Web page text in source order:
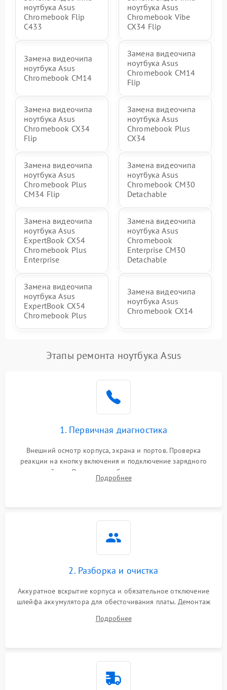
ноутбука Asus
Chromebook Flip
C433
ноутбука Asus
Chromebook Vibe
CX34 Flip
Замена видеочипа
ноутбука Asus
Chromebook CM14
Замена видеочипа
ноутбука Asus
Chromebook CM14
Flip
Замена видеочипа
ноутбука Asus
Chromebook CX34
Flip
Замена видеочипа
ноутбука Asus
Chromebook Plus
CX34
Замена видеочипа
ноутбука Asus
Chromebook Plus
CM34 Flip
Замена видеочипа
ноутбука Asus
Chromebook CM30
Detachable
Замена видеочипа
ноутбука Asus
ExpertBook CX54
Chromebook Plus
Enterprise
Замена видеочипа
ноутбука Asus
Chromebook
Enterprise CM30
Detachable
Замена видеочипа
ноутбука Asus
ExpertBook CX54
Chromebook Plus
Замена видеочипа
ноутбука Asus
Chromebook CX14
Этапы ремонта ноутбука Asus
1. Первичная диагностика
Внешний осмотр корпуса, экрана и портов. Проверка
реакции на кнопку включения и подключение зарядного
устройства. Оценка потребления тока с помощью
лабораторного блока питания для локализации проблемы.
Подробнее
2. Разборка и очистка
Аккуратное вскрытие корпуса и обязательное отключение
шлейфа аккумулятора для обесточивания платы. Демонтаж
высохшей термопасты с кристаллов чипов.
Подробнее